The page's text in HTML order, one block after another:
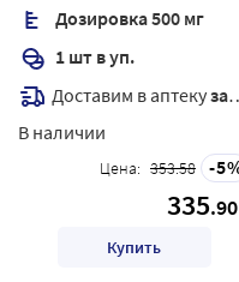
Дозировка 500 мг
1 шт в уп.
Доставим в аптекузавтра
В наличии
Цена: 353.58 5
335.90
Купить